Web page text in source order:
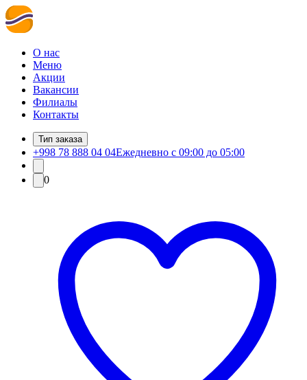
О нас
Меню
Акции
Вакансии
Филиалы
Контакты
Тип заказа
+998 78 888 04 04Ежедневно с 09:00 до 05:00
0